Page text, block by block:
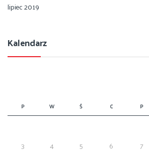
lipiec 2019
Kalendarz
P W Ś C P
3
4 5 6 7